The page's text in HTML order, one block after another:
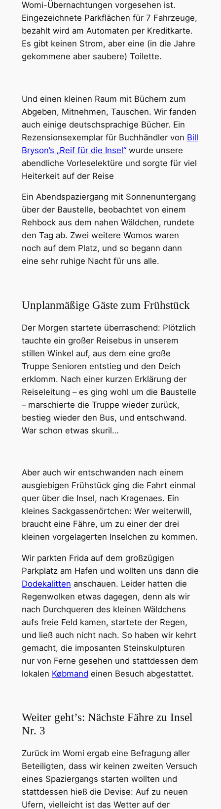
Womi-Übernachtungen vorgesehen ist.
Eingezeichnete Parkflächen für 7 Fahrzeuge,
bezahlt wird am Automaten per Kreditkarte.
Es gibt keinen Strom, aber eine (in die Jahre
gekommene aber saubere) Toilette.
Und einen kleinen Raum mit Büchern zum
Abgeben, Mitnehmen, Tauschen. Wir fanden
auch einige deutschsprachige Bücher. Ein
Rezensionsexemplar für Buchhändler von Bill
Bryson’s „Reif für die Insel“wurde unsere
abendliche Vorleselektüre und sorgte für viel
Heiterkeit auf der Reise
Ein Abendspaziergang mit Sonnenuntergang
über der Baustelle, beobachtet von einem
Rehbock aus dem nahen Wäldchen, rundete
den Tag ab. Zwei weitere Womos waren
noch auf dem Platz, und so begann dann
eine sehr ruhige Nacht für uns alle.
Unplanmäßige Gäste zum Frühstück
Der Morgen startete überraschend: Plötzlich
tauchte ein großer Reisebus in unserem
stillen Winkel auf, aus dem eine große
Truppe Senioren entstieg und den Deich
erklomm. Nach einer kurzen Erklärung der
Reiseleitung – es ging wohl um die Baustelle
– marschierte die Truppe wieder zurück,
bestieg wieder den Bus, und entschwand.
War schon etwas skuril…
Aber auch wir entschwanden nach einem
ausgiebigen Frühstück ging die Fahrt einmal
quer über die Insel, nach Kragenaes. Ein
kleines Sackgassenörtchen: Wer weiterwill,
braucht eine Fähre, um zu einer der drei
kleinen vorgelagerten Inselchen zu kommen.
Wir parkten Frida auf dem großzügigen
Parkplatz am Hafen und wollten uns dann die
Dodekalitten anschauen. Leider hatten die
Regenwolken etwas dagegen, denn als wir
nach Durchqueren des kleinen Wäldchens
aufs freie Feld kamen, startete der Regen,
und ließ auch nicht nach. So haben wir kehrt
gemacht, die imposanten Steinskulpturen
nur von Ferne gesehen und stattdessen dem
lokalen Købmand einen Besuch abgestattet.
Weiter geht’s: Nächste Fähre zu Insel
Nr. 3
Zurück im Womi ergab eine Befragung aller
Beteiligten, dass wir keinen zweiten Versuch
eines Spaziergangs starten wollten und
stattdessen hieß die Devise: Auf zu neuen
Ufern, vielleicht ist das Wetter auf der